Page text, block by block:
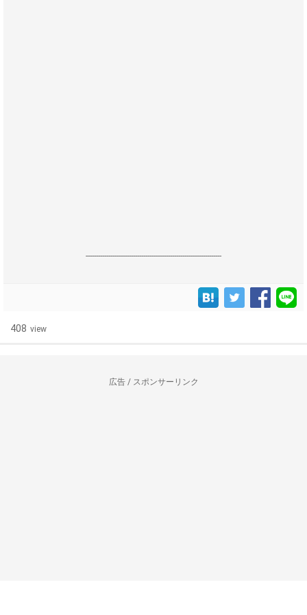
------------------------------------------------------------------
408 view
広告 / スポンサーリンク